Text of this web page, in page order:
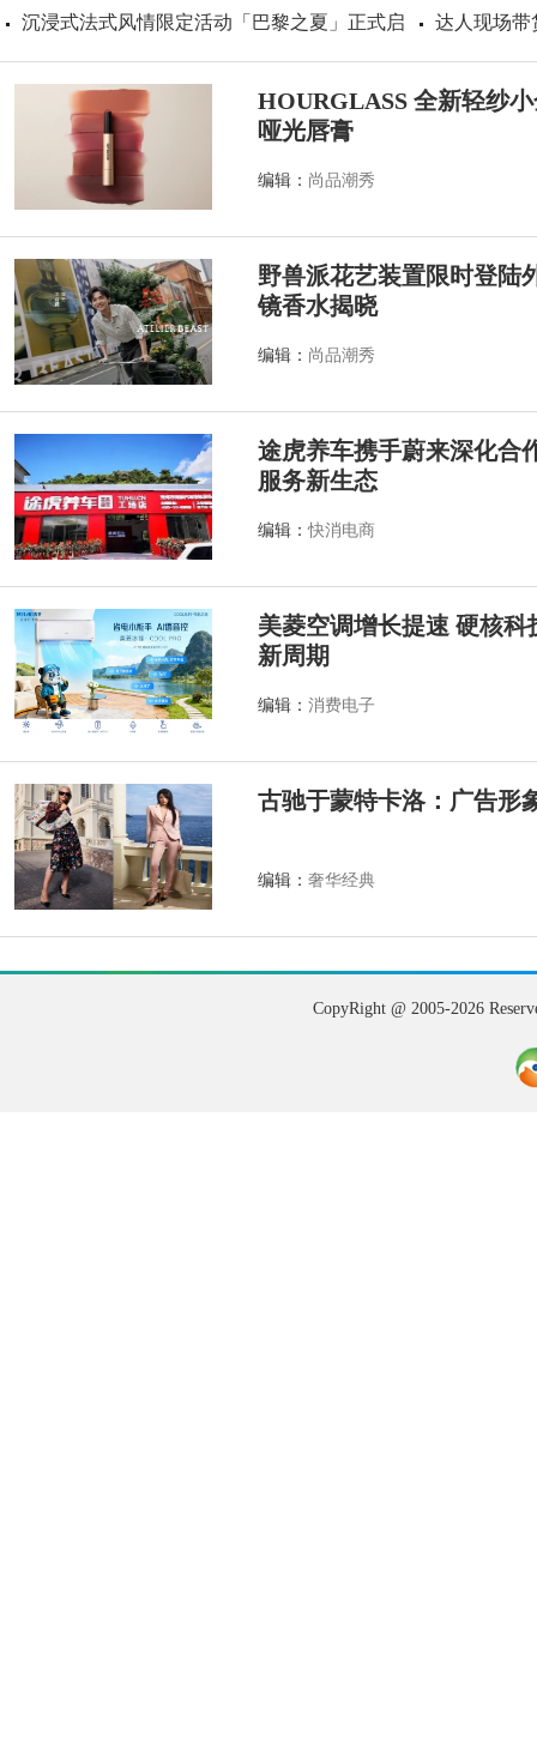
沉浸式法式风情限定活动「巴黎之夏」正式启 达人现场带
HOURGLASS 全新轻纱
哑光唇膏
编辑： 尚品潮秀
野兽派花艺装置限时登
镜香水揭晓
编辑： 尚品潮秀
途虎养车携手蔚来深化合
服务新生态
编辑：快消电商
美菱空调增长提速 硬核
新周期
编辑： 消费电子
古驰于蒙特卡洛：广告形
编辑： 奢华经典
CopyRight @ 2005-2026